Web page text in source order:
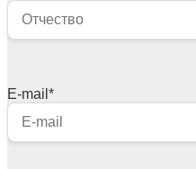
E-mail *